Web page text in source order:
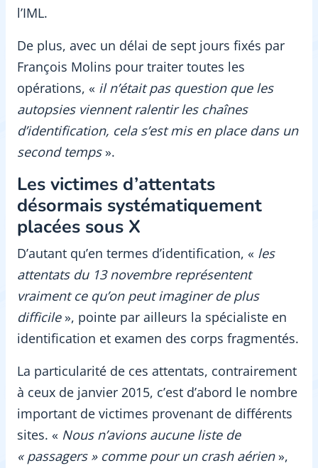
l’IML.
De plus, avec un délai de sept jours fixés par
François Molins pour traiter toutes les
opérations, « il n’était pas question que les
autopsies viennent ralentir les chaînes
d’identification, cela s’est mis en place dans un
second temps».
Les victimes d’attentats
désormais systématiquement
placées sous X
D’autant qu’en termes d’identification, « les
attentats du 13 novembre représentent
vraiment ce qu’on peut imaginer de plus
difficile», pointe par ailleurs la spécialiste en
identification et examen des corps fragmentés.
La particularité de ces attentats, contrairement
à ceux de janvier 2015, c’est d’abord le nombre
important de victimes provenant de différents
sites. « Nous n’avions aucune liste de
« passagers » comme pour un crash aérien»,